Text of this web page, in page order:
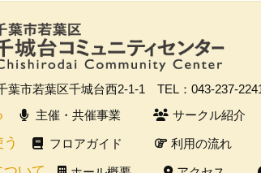
葉市若葉区千城台西2-1-1 TEL：043-237-
主催・共催事業 サークル紹介
フロアガイド 利用の流れ